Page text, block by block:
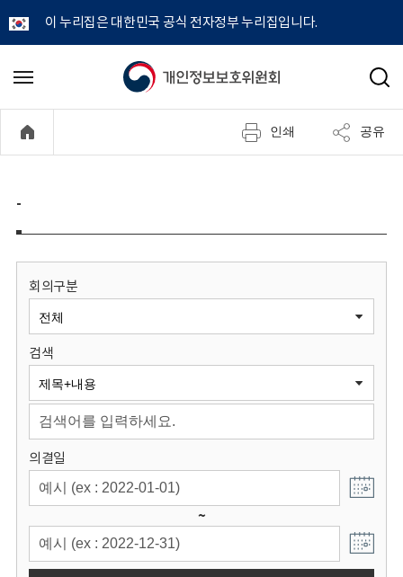
이 누리집은 대한민국 공식 전자정부 누리집입니다.
개
정
보
원
회
메
기
검
인쇄 공유
-
회의구분
검색
의결일
~